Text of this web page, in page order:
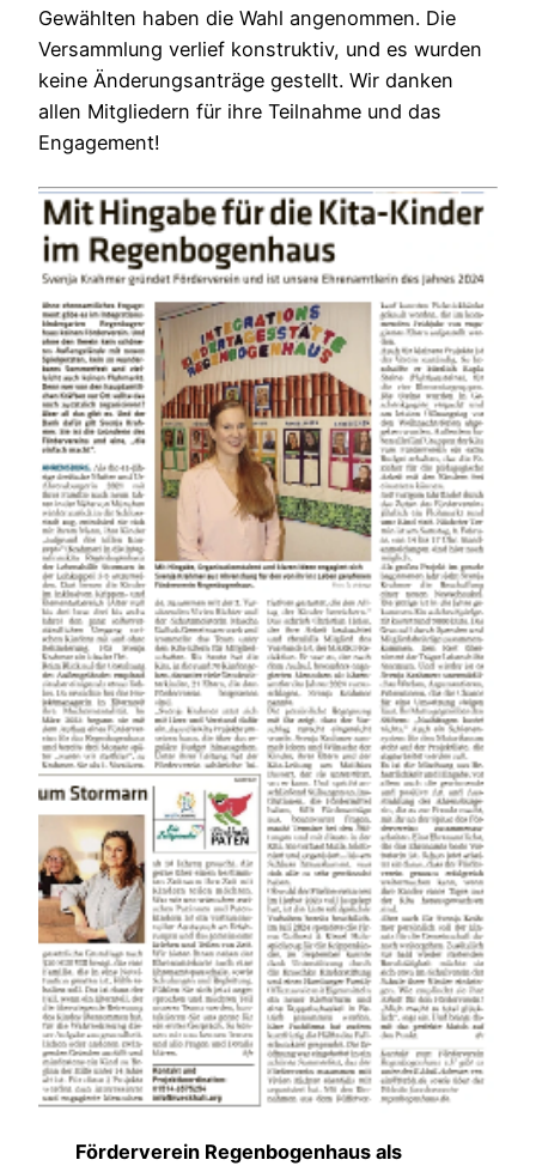
Gewählten haben die Wahl angenommen. Die
Versammlung verlief konstruktiv, und es wurden
keine Änderungsanträge gestellt. Wir danken
allen Mitgliedern für ihre Teilnahme und das
Engagement!
Förderverein Regenbogenhaus als